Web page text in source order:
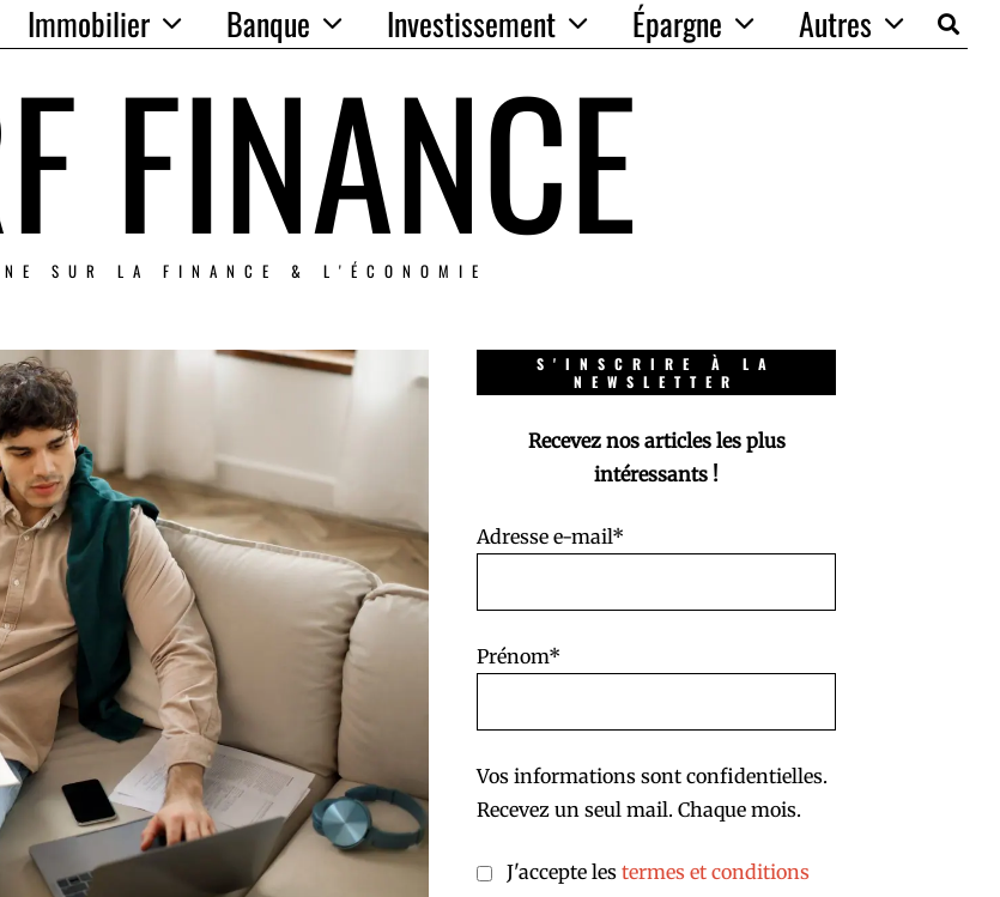
Immobilier Banque Investissement Épargne Autres
FINANCE
SUR LA FINANCE & L'ÉCONOMIE
S'INSCRIRE À LA
NEWSLETTER
Recevez nos articles les plus
intéressants !
Adresse e-mail*
Prénom*
Vos informations sont confidentielles.
Recevez un seul mail. Chaque mois.
J'accepte les termes et conditions